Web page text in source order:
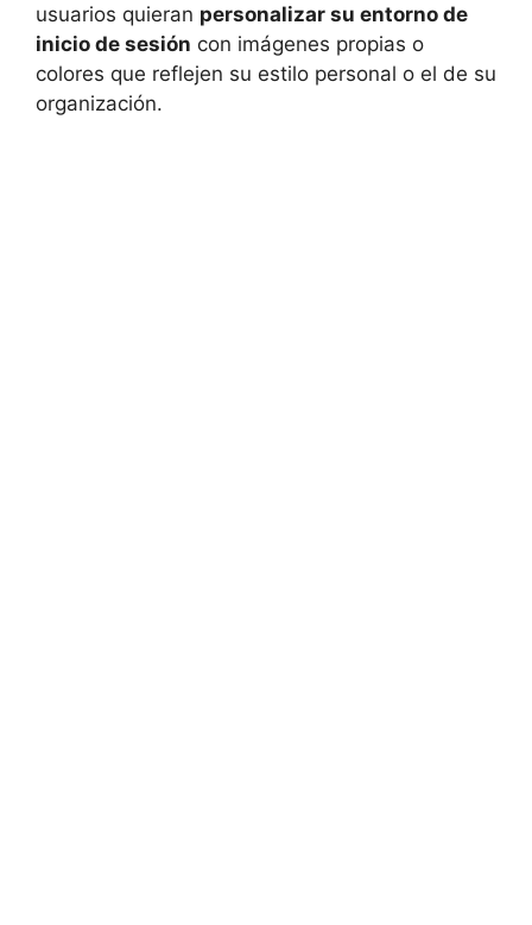
usuarios quieran personalizar su entorno de
inicio de sesión con imágenes propias o
colores que reflejen su estilo personal o el de su
organización.